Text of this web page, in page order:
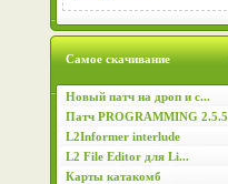
Самое скачивание
Новый патч на дроп и с...
Патч PROGRAMMING 2.5.5
L2Informer interlude
L2 File Editor для Li...
Карты катакомб